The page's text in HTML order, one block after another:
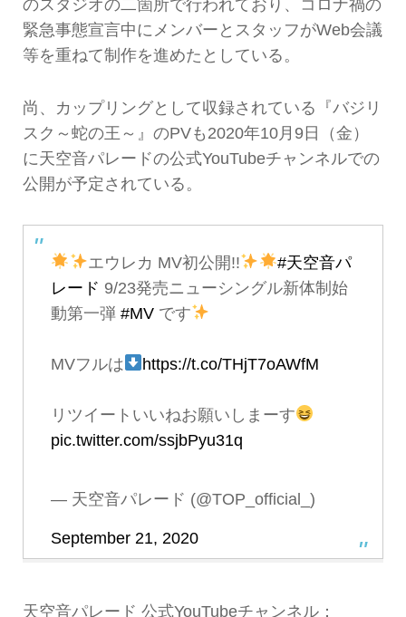
のスタジオの二箇所で行われており、コロナ禍の
緊急事態宣言中にメンバーとスタッフがWeb会議
等を重ねて制作を進めたとしている。
尚、カップリングとして収録されている『バジリ
スク～蛇の王～』のPVも2020年10月9日（金）
に天空音パレードの公式YouTubeチャンネルでの
公開が予定されている。
エウレカ MV初公開!!
#天空音パ
レード 9/23発売ニューシングル新体制始
動第一弾 #MVです
MVフルは https://t.co/THjT7oAWfM
リツイートいいねお願いしまーす
pic.twitter.com/ssjbPyu31q
— 天空音パレード (@TOP_official_)
September 21, 2020
天空音パレード 公式YouTubeチャンネル：